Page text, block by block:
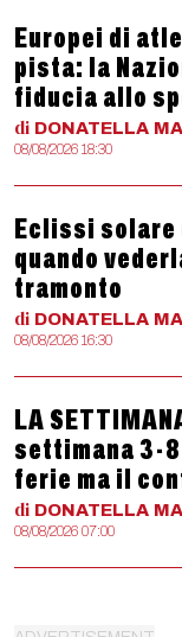
Europei di
pista: la
fiducia allo
di DONATELLA
08/08/2026 18:30
Eclissi solare
quando
tramonto
di DONATELLA
08/08/2026 16:30
LA
settimana 3-
ferie ma il
di DONATELLA
08/08/2026 07:00